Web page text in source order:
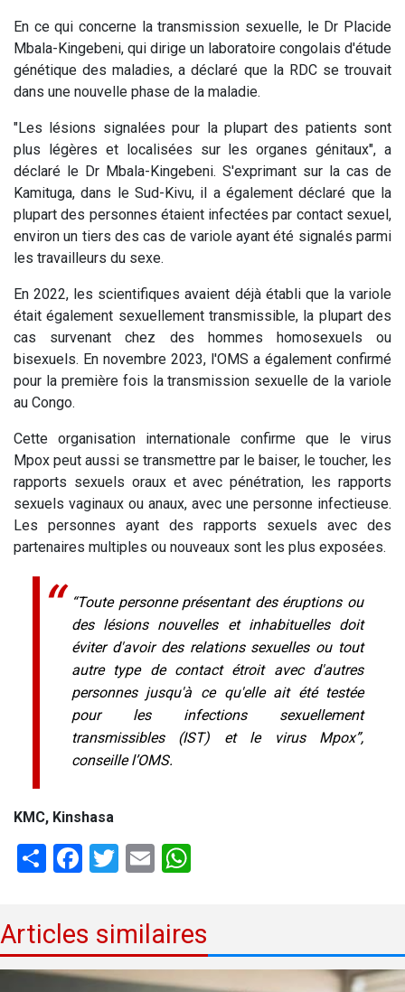
En ce qui concerne la transmission sexuelle, le Dr Placide
Mbala-Kingebeni, qui dirige un laboratoire congolais d'étude
génétique des maladies, a déclaré que la RDC se trouvait
dans une nouvelle phase de la maladie.
"Les lésions signalées pour la plupart des patients sont
plus légères et localisées sur les organes génitaux", a
déclaré le Dr Mbala-Kingebeni. S'exprimant sur la cas de
Kamituga, dans le Sud-Kivu, il a également déclaré que la
plupart des personnes étaient infectées par contact sexuel,
environ un tiers des cas de variole ayant été signalés parmi
les travailleurs du sexe.
En 2022, les scientifiques avaient déjà établi que la variole
était également sexuellement transmissible, la plupart des
cas survenant chez des hommes homosexuels ou
bisexuels. En novembre 2023, l'OMS a également confirmé
pour la première fois la transmission sexuelle de la variole
au Congo.
Cette organisation internationale confirme que le virus
Mpox peut aussi se transmettre par le baiser, le toucher, les
rapports sexuels oraux et avec pénétration, les rapports
sexuels vaginaux ou anaux, avec une personne infectieuse.
Les personnes ayant des rapports sexuels avec des
partenaires multiples ou nouveaux sont les plus exposées.
“Toute personne présentant des éruptions ou
des lésions nouvelles et inhabituelles doit
éviter d'avoir des relations sexuelles ou tout
autre type de contact étroit avec d'autres
personnes jusqu'à ce qu'elle ait été testée
pour les infections sexuellement
transmissibles (IST) et le virus Mpox”,
conseille l’OMS.
KMC, Kinshasa
ShareFacebook
Twitter
Email
Articles similaires